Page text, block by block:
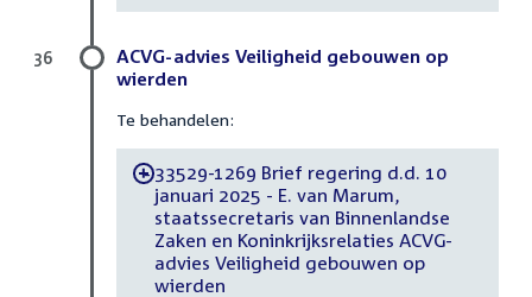
ACVG-advies Veiligheid gebouwen op
wierden
Te behandelen:
-33529-1269 Brief regering d.d. 10
januari 2025 - E. van Marum,
staatssecretaris van Binnenlandse
Zaken en Koninkrijksrelaties ACVG-
advies Veiligheid gebouwen op
wierden
36